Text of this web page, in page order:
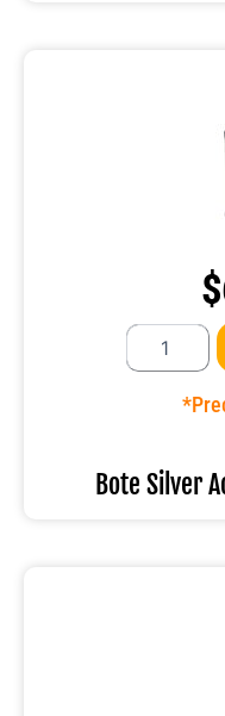
$
Bote
Acero
INOX.12LT.
Bote Silver